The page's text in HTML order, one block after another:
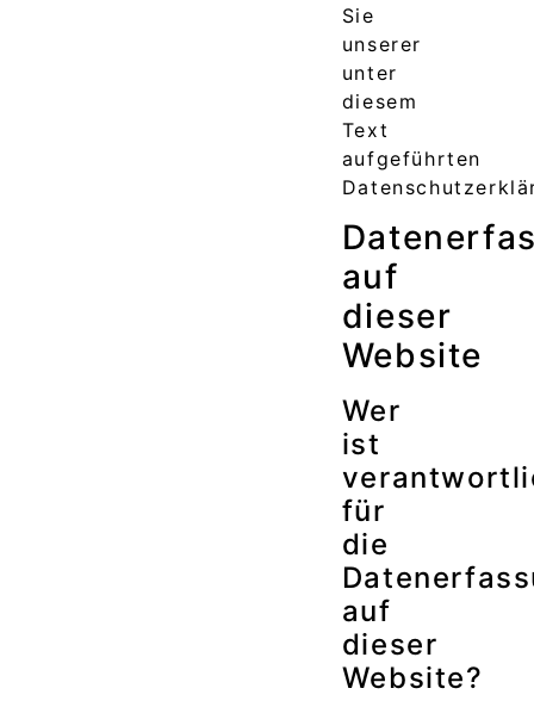
Sie
unserer
unter
diesem
Text
aufgeführten
auf
dieser
Website
Wer
ist
für
die
auf
dieser
Website?